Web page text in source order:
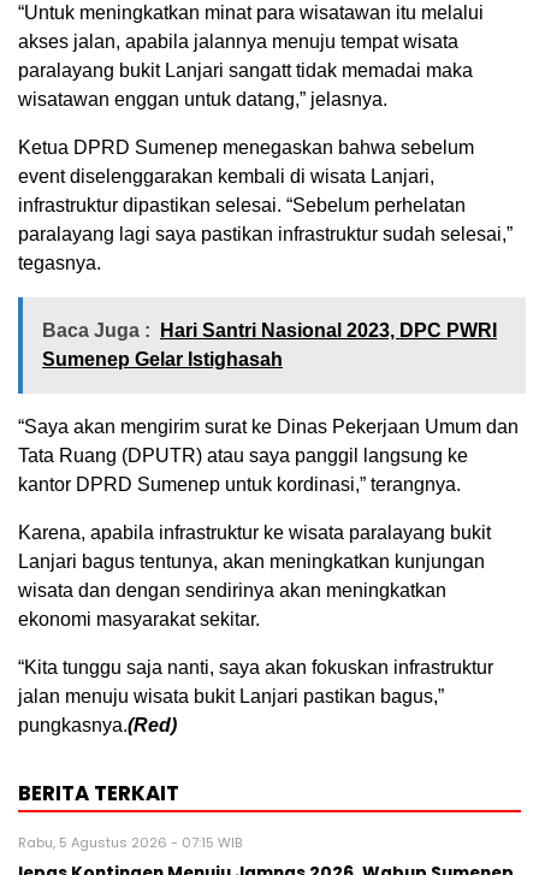
“Untuk meningkatkan minat para wisatawan itu melalui
akses jalan, apabila jalannya menuju tempat wisata
paralayang bukit Lanjari sangatt tidak memadai maka
wisatawan enggan untuk datang,” jelasnya.
Ketua DPRD Sumenep menegaskan bahwa sebelum
event diselenggarakan kembali di wisata Lanjari,
infrastruktur dipastikan selesai. “Sebelum perhelatan
paralayang lagi saya pastikan infrastruktur sudah selesai,”
tegasnya.
Baca Juga :
Hari Santri Nasional 2023, DPC PWRI
Sumenep Gelar Istighasah
“Saya akan mengirim surat ke Dinas Pekerjaan Umum dan
Tata Ruang (DPUTR) atau saya panggil langsung ke
kantor DPRD Sumenep untuk kordinasi,” terangnya.
Karena, apabila infrastruktur ke wisata paralayang bukit
Lanjari bagus tentunya, akan meningkatkan kunjungan
wisata dan dengan sendirinya akan meningkatkan
ekonomi masyarakat sekitar.
“Kita tunggu saja nanti, saya akan fokuskan infrastruktur
jalan menuju wisata bukit Lanjari pastikan bagus,”
pungkasnya.(Red)
BERITA TERKAIT
Rabu, 5 Agustus 2026 - 07:15 WIB